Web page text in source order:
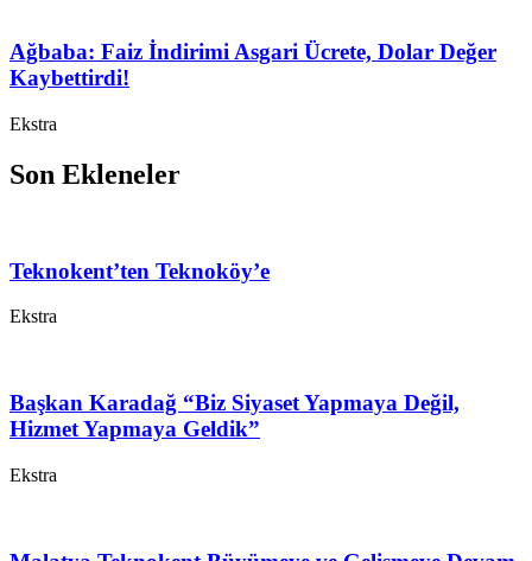
Ağbaba: Faiz İndirimi Asgari Ücrete, Dolar Değer
Kaybettirdi!
Ekstra
Son Ekleneler
Teknokent’ten Teknoköy’e
Ekstra
Başkan Karadağ “Biz Siyaset Yapmaya Değil,
Hizmet Yapmaya Geldik”
Ekstra